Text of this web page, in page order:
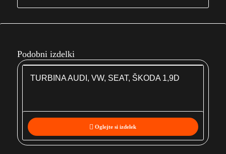
Podobni izdelki
TURBINA AUDI, VW, SEAT, ŠKODA 1,9D
Oglejte si izdelek